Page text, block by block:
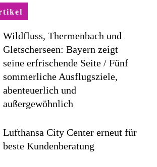
Wildfluss, Thermenbach und
Gletscherseen: Bayern zeigt
seine erfrischende Seite / Fünf
sommerliche Ausflugsziele,
abenteuerlich und
außergewöhnlich
Lufthansa City Center erneut für
beste Kundenberatung